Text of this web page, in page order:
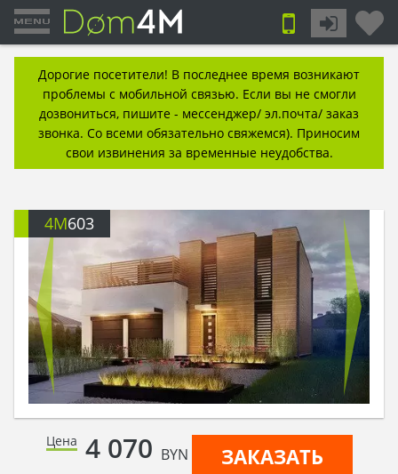
Дорогие посетители! В последнее время возникают
проблемы с мобильной связью. Если вы не смогли
дозвониться, пишите - мессенджер/ эл.почта/ заказ
звонка. Со всеми обязательно свяжемся). Приносим
свои извинения за временные неудобства.
4M603
Цена 4 070 BYN
ЗАКАЗАТЬ